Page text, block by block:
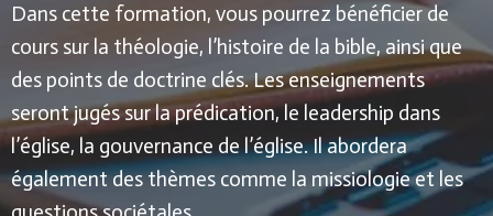
Dans cette formation, vous pourrez bénéficier de
cours sur la théologie, l’histoire de la bible, ainsi que
des points de doctrine clés.Les enseignements
seront jugés sur la prédication, le leadership dans
l’église, la gouvernance de l’église.Il abordera
également des thèmes comme la missiologie et les